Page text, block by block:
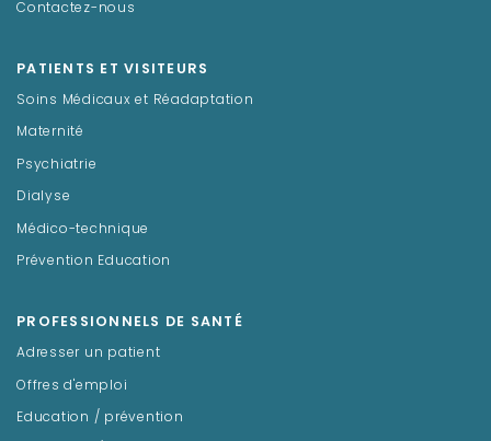
Contactez-nous
PATIENTS ET VISITEURS
Soins Médicaux et Réadaptation
Maternité
Psychiatrie
Dialyse
Médico-technique
Prévention Education
PROFESSIONNELS DE SANTÉ
Adresser un patient
Offres d'emploi
Education / prévention